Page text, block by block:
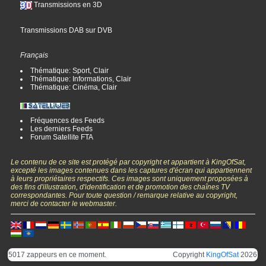
Transmissions en 3D
Transmissions DAB sur DVB
Français
Thématique: Sport, Clair
Thématique: Informations, Clair
Thématique: Cinéma, Clair
Fréquences des Feeds
Les derniers Feeds
Forum Satellite FTA
Le contenu de ce site est protégé par copyright et appartient à KingOfSat,
excepté les images contenues dans les captures d'écran qui appartiennent
à leurs propriétaires respectifs. Ces images sont uniquement proposées à
des fins d'illustration, d'identification et de promotion des chaînes TV
correspondantes. Pour toute question / remarque relative au copyright,
merci de contacter le webmaster.
5017 zappeurs en ce moment. Copyright KingOfSat2026